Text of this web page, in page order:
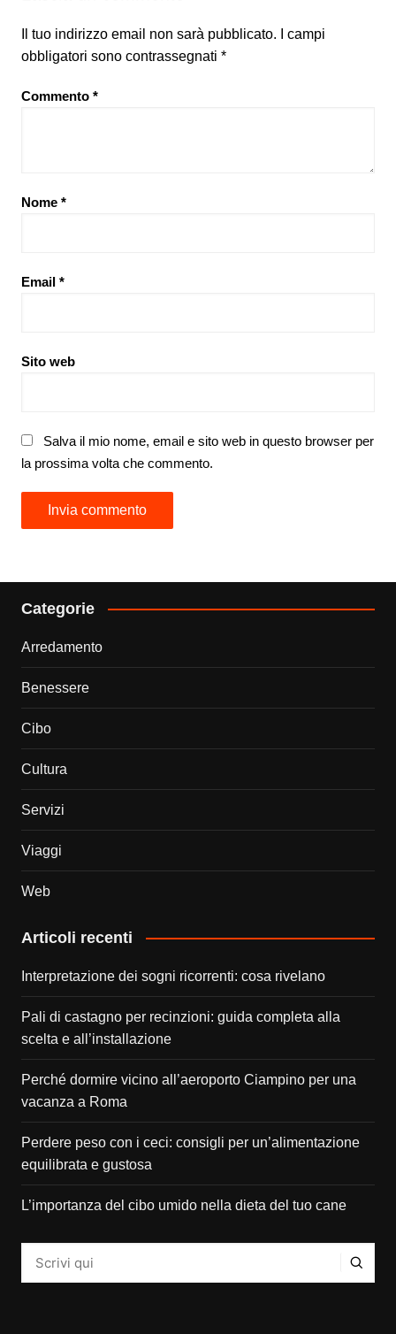
Il tuo indirizzo email non sarà pubblicato.
I campi
obbligatori sono contrassegnati *
Commento *
Nome *
Email *
Sito web
Salva il mio nome, email e sito web in questo browser per
la prossima volta che commento.
Categorie
Arredamento
Benessere
Cibo
Cultura
Servizi
Viaggi
Web
Articoli recenti
Interpretazione dei sogni ricorrenti: cosa rivelano
Pali di castagno per recinzioni: guida completa alla
scelta e all’installazione
Perché dormire vicino all’aeroporto Ciampino per una
vacanza a Roma
Perdere peso con i ceci: consigli per un’alimentazione
equilibrata e gustosa
L’importanza del cibo umido nella dieta del tuo cane